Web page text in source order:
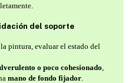
del soporte
pintura, evaluar el estado del
o poco cohesionado
mano de fondo fijador